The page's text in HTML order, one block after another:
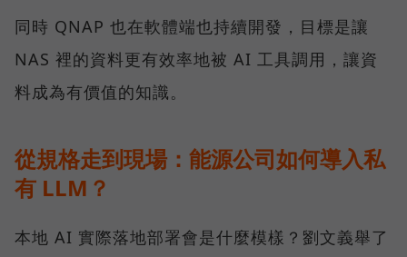
同時 QNAP 也在軟體端也持續開發，目標是讓
NAS 裡的資料更有效率地被 AI 工具調用，讓資
料成為有價值的知識。
從規格走到現場：能源公司如何導入私
有 LLM？
本地 AI 實際落地部署會是什麼模樣？劉文義舉了